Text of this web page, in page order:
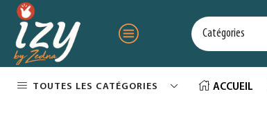
TOUTES LES CATÉGORIES ACCUEIL